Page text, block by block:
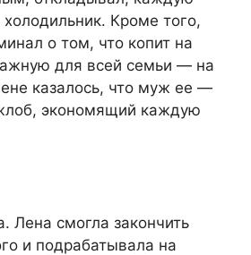
Кроме того,
о том, что копит на
для всей семьи — на
казалось, что муж ее —
экономящий каждую
Лена смогла закончить
и подрабатывала на